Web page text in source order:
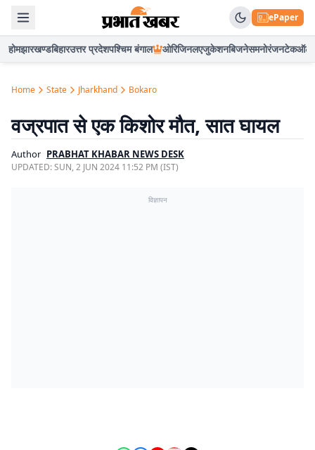
ePaper
होमझारखण्डबिहारउत्तर प्रदेशपश्चिम बंगाल ओरिजिनलएजुकेशनबिजनेसमनोरंजनटेकऑटो
Home State Jharkhand Bokaro
वज्रपात से एक किशोर मौत, सात घायल
Author PRABHAT KHABAR NEWS DESK
UPDATED:SUN, 2 JUN 2024 11:52 PM (IST)
विज्ञापन